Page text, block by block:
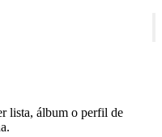
lista, álbum o perfil de